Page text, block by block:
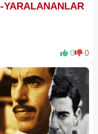
-YARALANANLAR
0 0